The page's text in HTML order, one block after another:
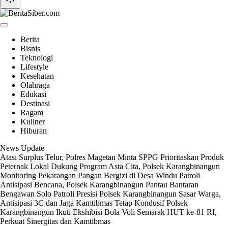
Berita
Bisnis
Teknologi
Lifestyle
Kesehatan
Olahraga
Edukasi
Destinasi
Ragam
Kuliner
Hiburan
News Update
Atasi Surplus Telur, Polres Magetan Minta SPPG Prioritaskan Produk
Peternak Lokal Dukung Program Asta Cita, Polsek Karangbinangun
Monitoring Pekarangan Pangan Bergizi di Desa Windu Patroli
Antisipasi Bencana, Polsek Karangbinangun Pantau Bantaran
Bengawan Solo Patroli Presisi Polsek Karangbinangun Sasar Warga,
Antisipasi 3C dan Jaga Kamtibmas Tetap KondusifPolsek
Karangbinangun Ikuti Ekshibisi Bola Voli Semarak HUT ke-81 RI,
Perkuat Sinergitas dan Kamtibmas